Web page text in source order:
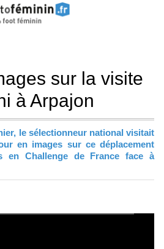
sur la visite
à Arpajon
le sélectionneur national visitait
en images sur ce déplacement
en Challenge de France face à